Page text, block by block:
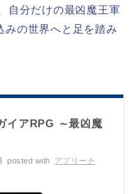
自分だけの最凶魔王軍
みの世界へと足を踏み
イアRPG ～最凶魔
posted with アプリーチ